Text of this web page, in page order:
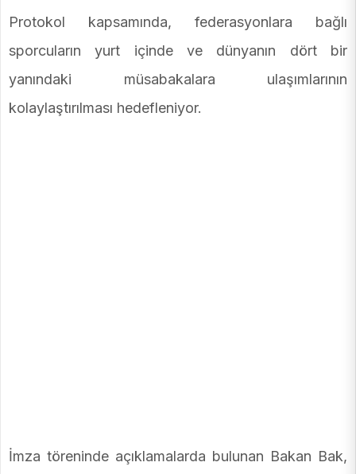
Protokol kapsamında, federasyonlara bağlı
sporcuların yurt içinde ve dünyanın dört bir
yanındaki müsabakalara ulaşımlarının
kolaylaştırılması hedefleniyor.
İmza töreninde açıklamalarda bulunan Bakan Bak,